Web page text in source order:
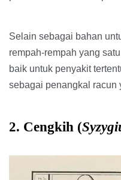
Selain sebagai bahan
rempah-rempah yang
baik untuk penyakit
sebagai penangkal racun
2. Cengkih (